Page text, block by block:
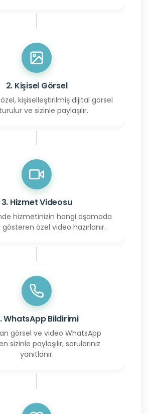
2. Kişisel Görsel
kişiselleştirilmiş dijital görsel
ve sizinle paylaşılır.
3. Hizmet Videosu
hizmetinizin hangi aşamada
özel video hazırlanır.
WhatsApp Bildirimi
görsel ve video WhatsApp
sizinle paylaşılır, sorularınız
yanıtlanır.